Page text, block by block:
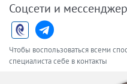
Соцсети и
Чтобы воспользоваться всеми
специалиста себе в контакты